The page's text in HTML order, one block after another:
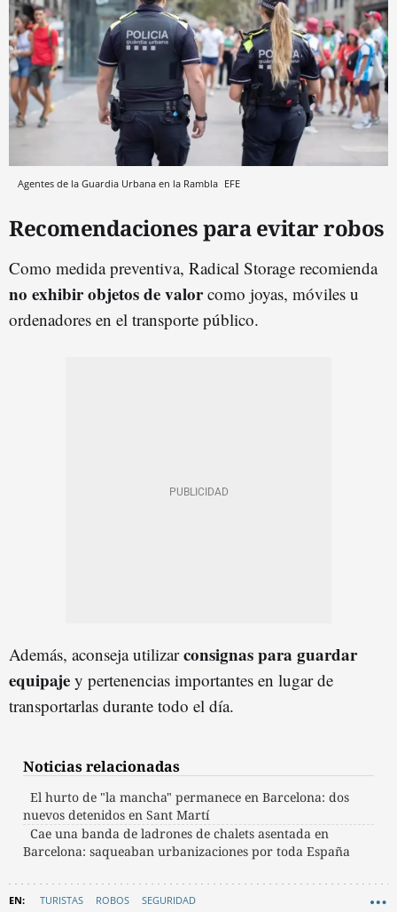
Agentes de la Guardia Urbana en la Rambla EFE
Recomendaciones para evitar robos
Como medida preventiva, Radical Storage recomienda
no exhibir objetos de valorcomo joyas, móviles u
ordenadores en el transporte público.
Además, aconseja utilizarconsignas para guardar
equipaje y pertenencias importantes en lugar de
transportarlas durante todo el día.
Noticias relacionadas
El hurto de "la mancha" permanece en Barcelona: dos
nuevos detenidos en Sant Martí
Cae una banda de ladrones de chalets asentada en
Barcelona: saqueaban urbanizaciones por toda España
TURISTAS ROBOS SEGURIDAD